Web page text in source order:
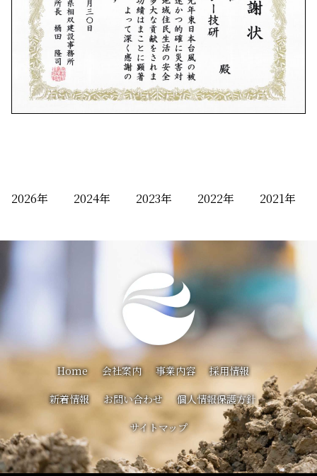
2026 2024 2023 2022 2021
Home 会社案内 事業内容
採用情報
新着情報
お問い合わせ
個人情報保護方針
サイトマップ